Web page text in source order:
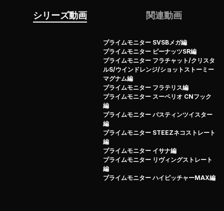
そして使いこなすための動画をルアマガプライムにアップ
ルアマガプライム月額課金会員であること
事前アンケートに答えていただければ、優先的にお送りい
プライムモニターの詳細はこちら
第4弾は回転系・真祖の自信作STEEZプロップ85Sを配布
プライムモニター第4弾はSTEEZプロップ
85S（DAIWA）敏腕琵琶湖ガイドとして名高い、回転系
の生みの親・長谷川耕司さんが思いっきり作り込んだ渾身
シリーズ動画 関連動画
プライムモニター SVSBメガ編
プライムモニター ピーナッツSR編
プライムモニター フラチャット/クリスタ
ルS/ウインドレンジ/ショットストーミー
マグナム編
プライムモニター フラテリス編
プライムモニター スーペリオ CNフック
編
プライムモニター バスティンツイスター
編
プライムモニター STEEZネコストレート
編
プライムモニター イサナ編
プライムモニター リヴィングストレート
編
プライムモニター ハイピッチャーMAX編